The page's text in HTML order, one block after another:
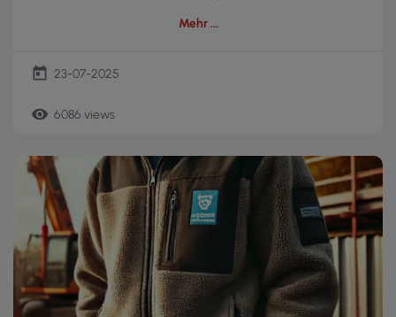
Mehr
today 23-07-2025
remove_red_eye 6086 views